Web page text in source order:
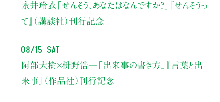
永井玲衣 「せんそう、あなたはなんですか？」
『せんそうっ
て』（講談社）刊行記念
08/15 Sat
阿部大樹×枡野浩一 「出来事の書き方」
『言葉と出
来事』（作品社）刊行記念